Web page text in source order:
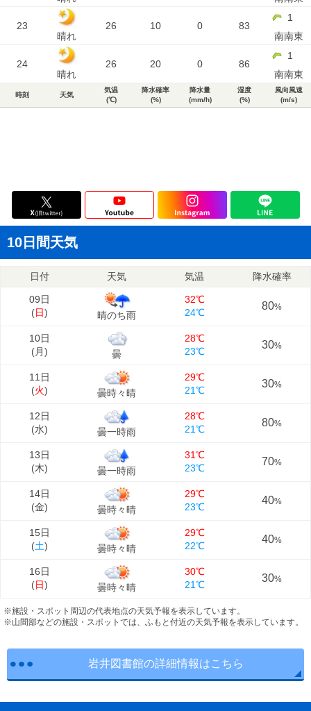
23
晴れ
26 10 0 83
1
南南東
24
晴れ
26 20 0 86
1
南南東
時刻 天気
気温
(℃)
降水確率
(%)
降水量
(mm/h)
湿度
(%)
風向風速
(m/s)
10日間天気
日付 天気 気温 降水確率
09日
(日) 晴のち雨
32℃
24℃
80%
10日
(月) 曇
28℃
23℃
30%
11日
(火) 曇時々晴
29℃
21℃
30%
12日
(水) 曇一時雨
28℃
21℃
80%
13日
(木) 曇一時雨
31℃
23℃
70%
14日
(金) 曇時々晴
29℃
23℃
40%
15日
(土) 曇時々晴
29℃
22℃
40%
16日
(日) 曇時々晴
30℃
21℃
30%
※施設・スポット周辺の代表地点の天気予報を表示しています。
※山間部などの施設・スポットでは、ふもと付近の天気予報を表示しています。
岩井図書館の詳細情報はこちら